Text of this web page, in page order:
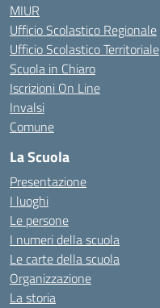
MIUR
Ufficio Scolastico Regionale
Ufficio Scolastico Territoriale
Scuola in Chiaro
Iscrizioni On Line
Invalsi
Comune
La Scuola
Presentazione
I luoghi
Le persone
I numeri della scuola
Le carte della scuola
Organizzazione
La storia